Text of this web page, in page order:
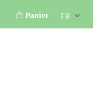
FR
Panier